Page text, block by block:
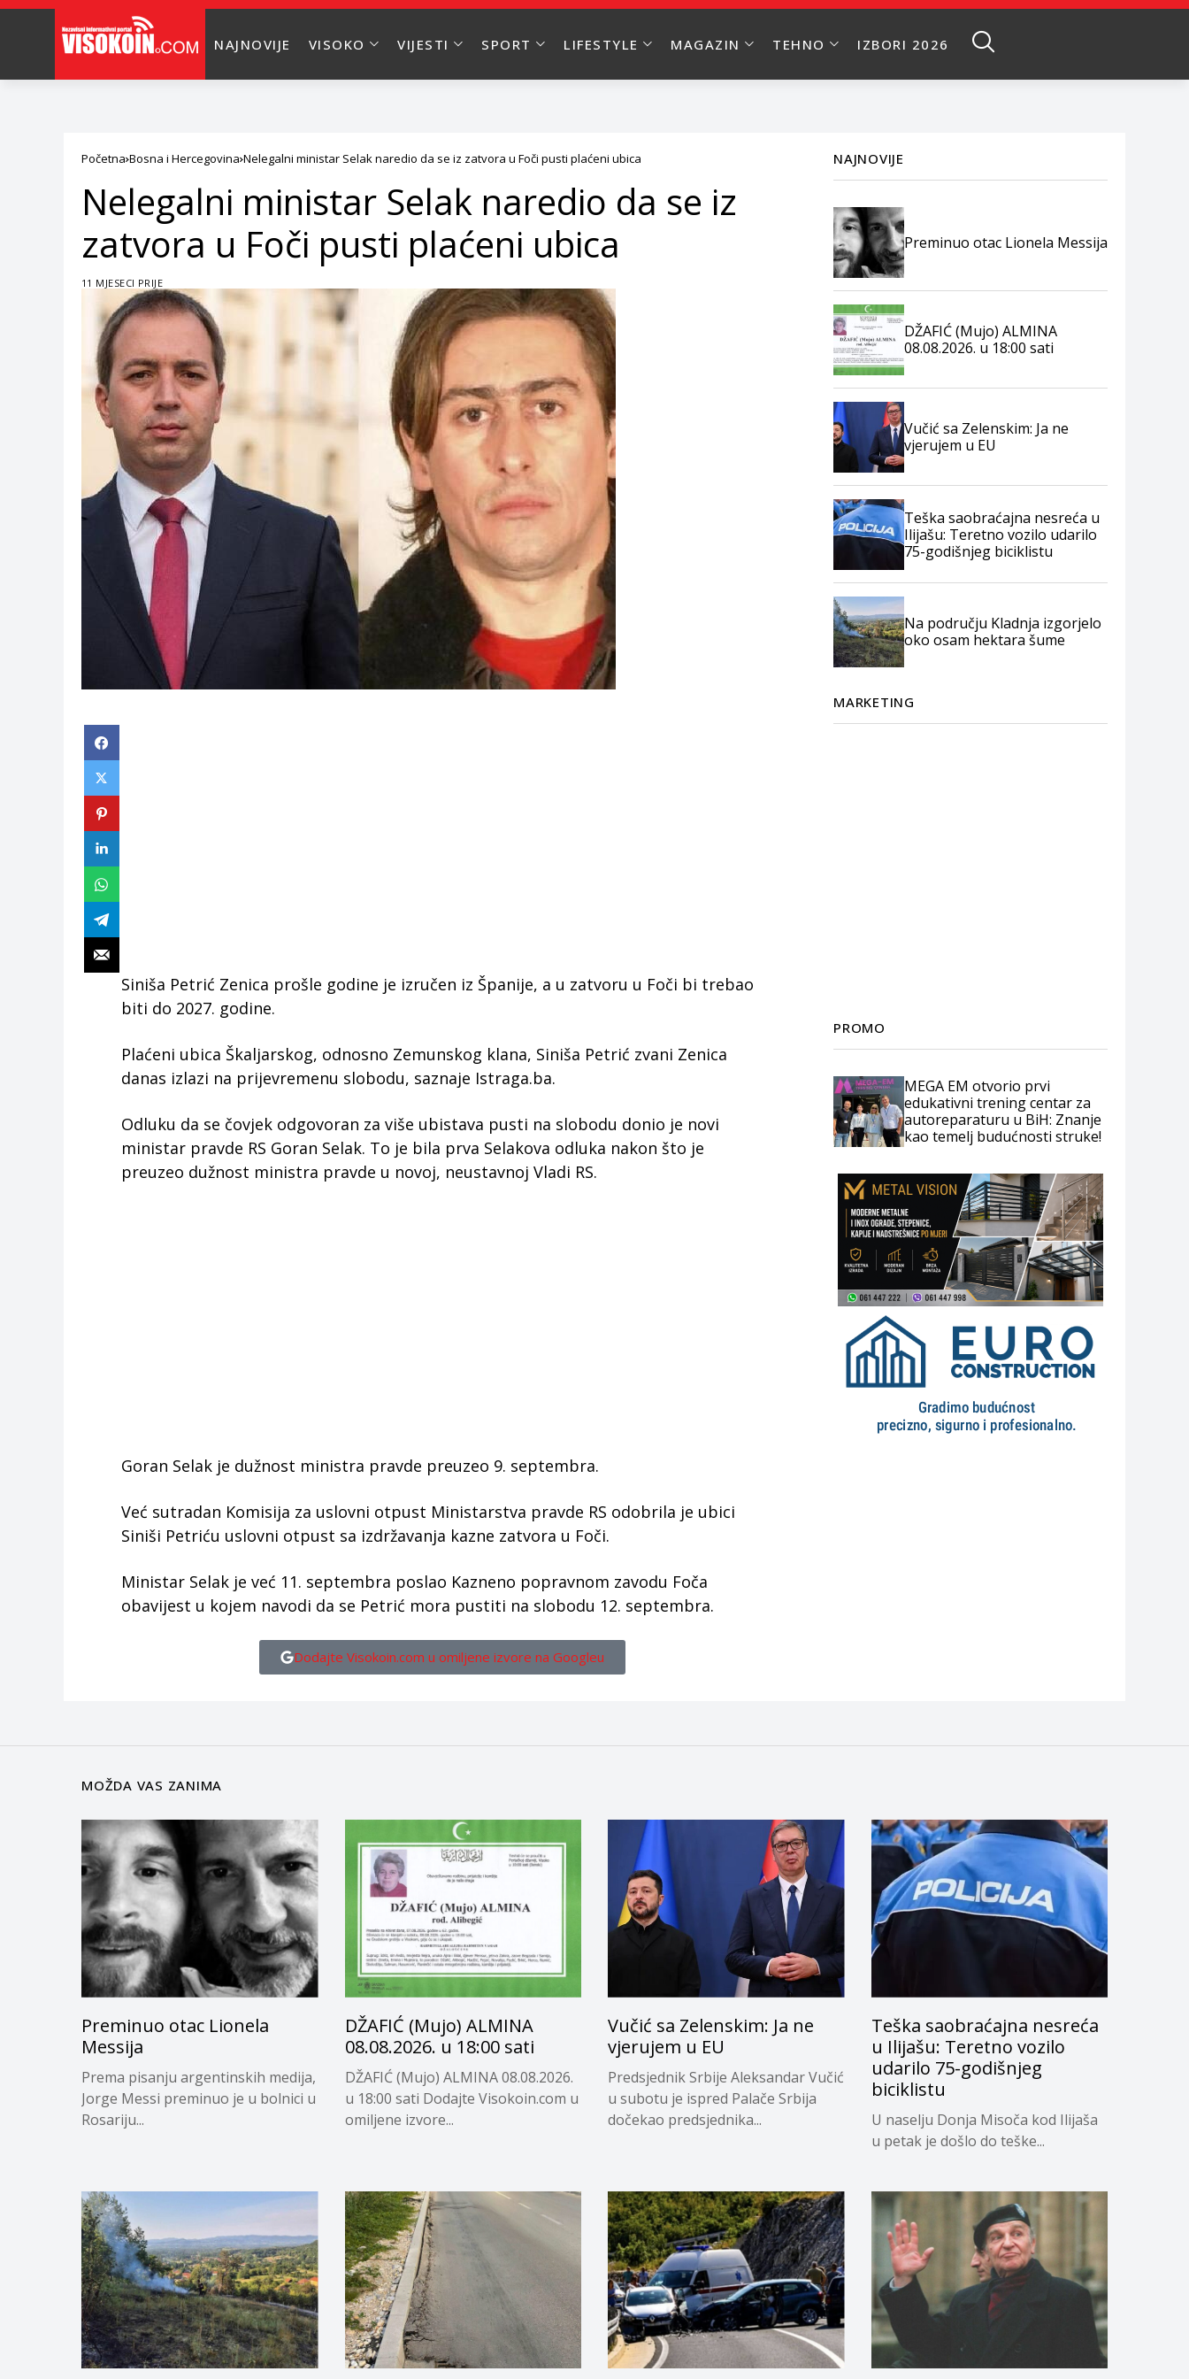
NAJNOVIJE VISOKO VIJESTI SPORT LIFESTYLE MAGAZIN TEHNO IZBORI 2026
Početna Bosna i Hercegovina Nelegalni ministar Selak naredio da se iz zatvora u Foči pusti plaćeni ubica
Nelegalni ministar Selak naredio da se iz
zatvora u Foči pusti plaćeni ubica
11 MJESECI PRIJE
Siniša Petrić Zenica prošle godine je izručen iz Španije, a u zatvoru u Foči bi trebao
biti do 2027. godine.
Plaćeni ubica Škaljarskog, odnosno Zemunskog klana, Siniša Petrić zvani Zenica
danas izlazi na prijevremenu slobodu, saznaje Istraga.ba.
Odluku da se čovjek odgovoran za više ubistava pusti na slobodu donio je novi
ministar pravde RS Goran Selak. To je bila prva Selakova odluka nakon što je
preuzeo dužnost ministra pravde u novoj, neustavnoj Vladi RS.
Goran Selak je dužnost ministra pravde preuzeo 9. septembra.
Već sutradan Komisija za uslovni otpust Ministarstva pravde RS odobrila je ubici
Siniši Petriću uslovni otpust sa izdržavanja kazne zatvora u Foči.
Ministar Selak je već 11. septembra poslao Kazneno popravnom zavodu Foča
obavijest u kojem navodi da se Petrić mora pustiti na slobodu 12. septembra.
Dodajte Visokoin.com u omiljene izvore na Googleu
NAJNOVIJE
Preminuo otac Lionela Messija
DŽAFIĆ (Mujo) ALMINA
08.08.2026. u 18:00 sati
Vučić sa Zelenskim: Ja ne
vjerujem u EU
Teška saobraćajna nesreća u
Ilijašu: Teretno vozilo udarilo
75-godišnjeg biciklistu
Na području Kladnja izgorjelo
oko osam hektara šume
MARKETING
PROMO
MEGA EM otvorio prvi
edukativni trening centar za
autoreparaturu u BiH: Znanje
kao temelj budućnosti struke!
MOŽDA VAS ZANIMA
Preminuo otac Lionela
Messija
Prema pisanju argentinskih medija,
Jorge Messi preminuo je u bolnici u
Rosariju...
DŽAFIĆ (Mujo) ALMINA
08.08.2026. u 18:00 sati
DŽAFIĆ (Mujo) ALMINA 08.08.2026.
u 18:00 sati Dodajte Visokoin.com u
omiljene izvore...
Vučić sa Zelenskim: Ja ne
vjerujem u EU
Predsjednik Srbije Aleksandar Vučić
u subotu je ispred Palače Srbija
dočekao predsjednika...
Teška saobraćajna nesreća
u Ilijašu: Teretno vozilo
udarilo 75-godišnjeg
biciklistu
U naselju Donja Misoča kod Ilijaša
u petak je došlo do teške...